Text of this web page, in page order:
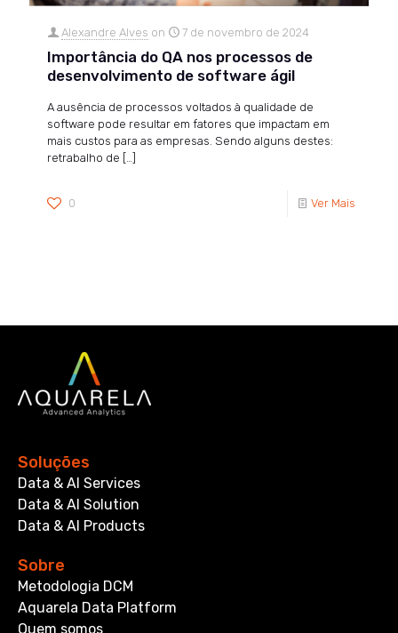
Alexandre Alves on 7 de novembro de 2024
Importância do QA nos processos de
desenvolvimento de software ágil
A ausência de processos voltados à qualidade de
software pode resultar em fatores que impactam em
mais custos para as empresas. Sendo alguns destes:
retrabalho de […]
0 Ver Mais
Soluções
Data & AI Services
Data & AI Solution
Data & AI Products
Sobre
Metodologia DCM
Aquarela Data Platform
Quem somos